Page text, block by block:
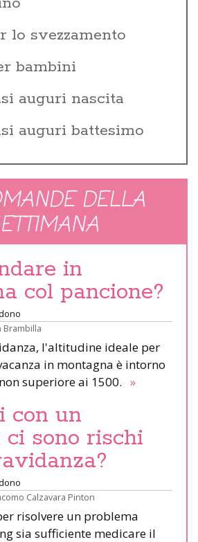
lo svezzamento
bambini
auguri nascita
auguri battesimo
DELLA
in
col pancione?
Brambilla
l'altitudine ideale per
in montagna è intorno
superiore ai 1500. »
con un
ci sono rischi
Calzavara Pinton
risolvere un problema
sia sufficiente medicare il